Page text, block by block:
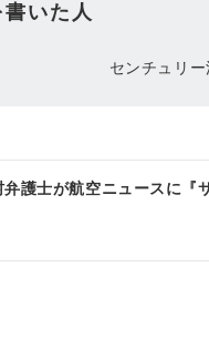
いた人
センチュリ
弁護士が航空ニュースに『